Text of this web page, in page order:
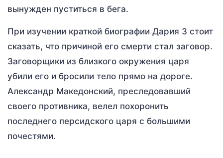
вынужден пуститься в бега.
При изучении краткой биографии Дария 3 стоит
сказать, что причиной его смерти стал заговор.
Заговорщики из близкого окружения царя
убили его и бросили тело прямо на дороге.
Александр Македонский, преследовавший
своего противника, велел похоронить
последнего персидского царя с большими
почестями.